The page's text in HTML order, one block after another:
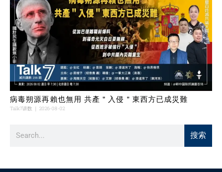
病毒朔源再賴也無用 共產＂入侵＂東西方已成災難
Talk7讲数 2026-08-02
搜索